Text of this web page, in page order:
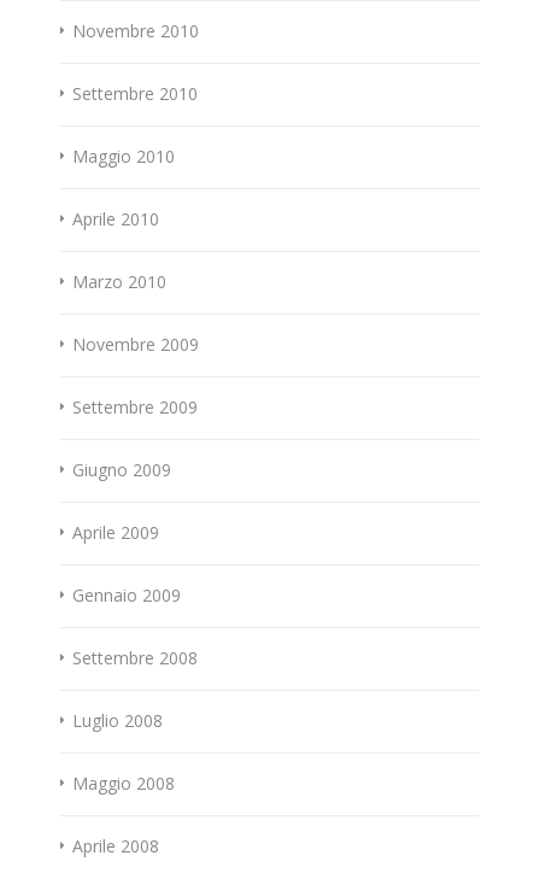
Novembre 2010
Settembre 2010
Maggio 2010
Aprile 2010
Marzo 2010
Novembre 2009
Settembre 2009
Giugno 2009
Aprile 2009
Gennaio 2009
Settembre 2008
Luglio 2008
Maggio 2008
Aprile 2008